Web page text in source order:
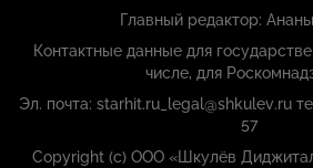
Главный редактор:
Контактные данные для
числе, для
Эл. почта: starhit.ru_legal@shkulev.ru
57
Copyright (с) ООО «Шкулёв